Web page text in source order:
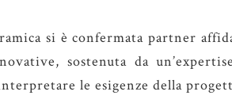
si è confermata partner
sostenuta da
le esigenze della